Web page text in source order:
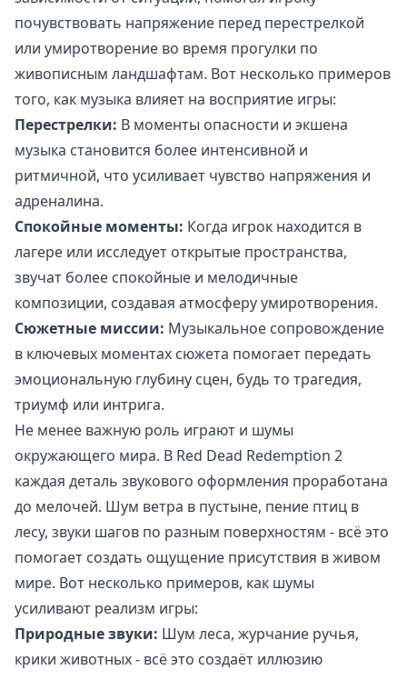
почувствовать напряжение перед перестрелкой
или умиротворение во время прогулки по
живописным ландшафтам. Вот несколько примеров
того, как музыка влияет на восприятие игры:
Перестрелки: В моменты опасности и экшена
музыка становится более интенсивной и
ритмичной, что усиливает чувство напряжения и
адреналина.
Спокойные моменты: Когда игрок находится в
лагере или исследует открытые пространства,
звучат более спокойные и мелодичные
композиции, создавая атмосферу умиротворения.
Сюжетные миссии: Музыкальное сопровождение
в ключевых моментах сюжета помогает передать
эмоциональную глубину сцен, будь то трагедия,
триумф или интрига.
Не менее важную роль играют и шумы
окружающего мира. В Red Dead Redemption 2
каждая деталь звукового оформления проработана
до мелочей. Шум ветра в пустыне, пение птиц в
лесу, звуки шагов по разным поверхностям - всё это
помогает создать ощущение присутствия в живом
мире. Вот несколько примеров, как шумы
усиливают реализм игры:
Природные звуки: Шум леса, журчание ручья,
крики животных - всё это создаёт иллюзию